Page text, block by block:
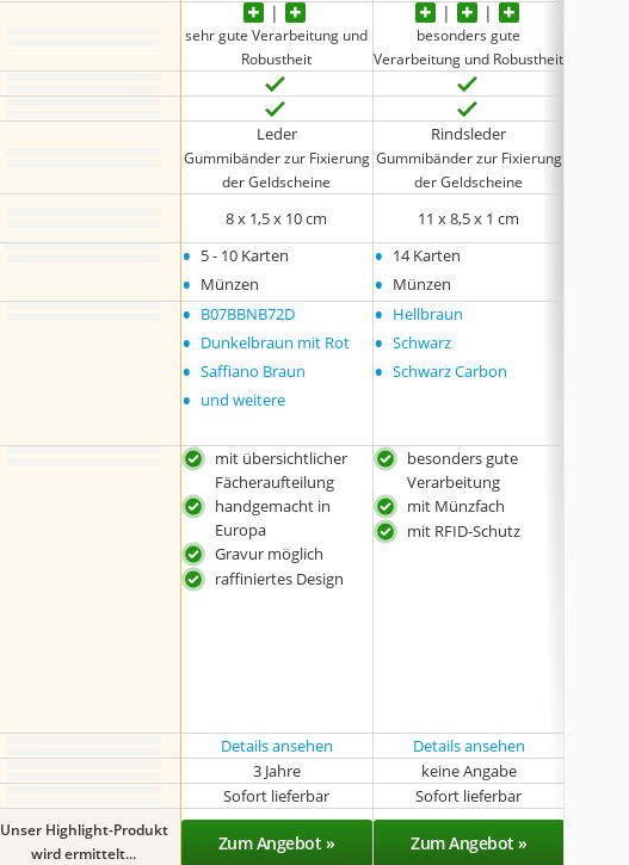
sehr gute Verarbeitung und
Robustheit
besonders gute
Verarbeitung und Robustheit
Leder
Gummibänder zur Fixierung
der Geldscheine
Rindsleder
Gummibänder zur Fixierung
der Geldscheine
8 x 1,5 x 10 cm 11 x 8,5 x 1 cm
• 5 - 10 Karten
• Münzen
• 14 Karten
• Münzen
• B07BBNB72D
• Dunkelbraun mit Rot
• Saffiano Braun
• und weitere
• Hellbraun
• Schwarz
• Schwarz Carbon
mit übersichtlicher
Fächeraufteilung
handgemacht in
Europa
Gravur möglich
raffiniertes Design
besonders gute
Verarbeitung
mit Münzfach
mit RFID-Schutz
Details ansehen Details ansehen
3 Jahre keine Angabe
Sofort lieferbar Sofort lieferbar
Unser Highlight-Produkt
wird ermittelt...
Zum Angebot » Zum Angebot »